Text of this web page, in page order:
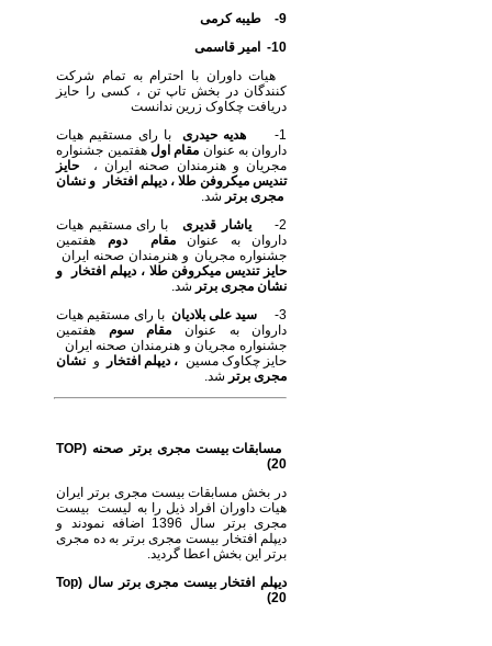
9- طیبه کرمی
10- امیر قاسمی
هیات داوران با احترام به تمام شرکت
کنندگان در بخش تاپ تن ، کسی را حایز
دریافت چکاوک زرین ندانست
1-
هدیه حیدریبا رای مستقیم هیات
داروان به عنوان مقام اول هفتمین جشنواره
مجریان و هنرمندان صحنه ایران ، حایز
تندیس میکروفن طلا ، دیپلم افتخار
و نشان
مجری برتر شد.
2-
یاشار قدیری
با رای مستقیم هیات
داروان به عنوانمقام دوم هفتمین
جشنواره مجریان و هنرمندان صحنه ایران
حایز تندیس میکروفن طلا ، دیپلم افتخار
و
نشان مجری برتر شد.
3-
سید علی بلادیانبا رای مستقیم هیات
داروان به عنوان مقام سوم هفتمین
جشنواره مجریان و هنرمندان صحنه ایران
حایز چکاوک مسین ، دیپلم افتخار و نشان
مجری برتر شد.
مسابقات بیست مجری برتر صحنه (TOP
20
)
در بخش مسابقات بیست مجری برتر ایران
هیات داوران افراد ذیل را به لیست بیست
مجری برتر سال 1396 اضافه نمودند و
دیپلم افتخار بیست مجری برتر به ده مجری
برتر این بخش اعطا گردید.
دیپلم افتخار بیست مجری برتر سال (Top
20
)